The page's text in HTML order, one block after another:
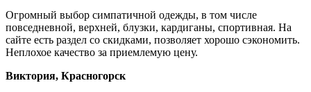
Огромный выбор симпатичной одежды, в том числе
повседневной, верхней, блузки, кардиганы, спортивная. На
сайте есть раздел со скидками, позволяет хорошо сэкономить.
Неплохое качество за приемлемую цену.
Виктория, Красногорск